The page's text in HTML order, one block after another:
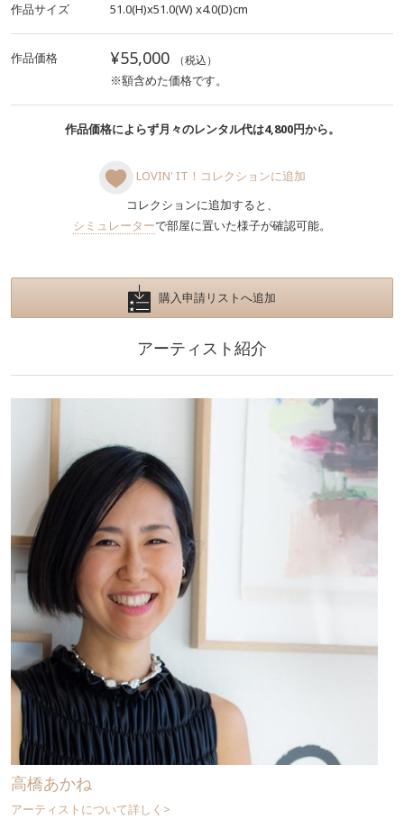
作品サイズ 51.0(H)x51.0(W) x4.0(D)cm
作品価格 ¥55,000 （税込）
※額含めた価格です。
作品価格によらず月々のレンタル代は4,800円から。
LOVIN' IT！コレクションに追加
コレクションに追加すると、
シミュレーターで部屋に置いた様子が確認可能。
購入申請リストへ追加
アーティスト紹介
高橋あかね
アーティストについて詳しく>